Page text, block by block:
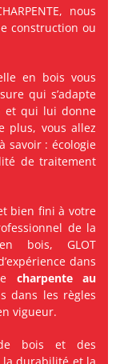
nous
construction ou
en bois vous
qui s’adapte
et qui lui donne
plus, vous allez
savoir : écologie
de traitement
bien fini à votre
de la
bois, GLOT
dans
charpente au
dans les règles
vigueur.
bois et des